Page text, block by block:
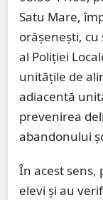
Satu Mare,
orășenești,
al Poliției
unitățile de
adiacentă
prevenirea
abandonului
În acest sens,
elevi și au